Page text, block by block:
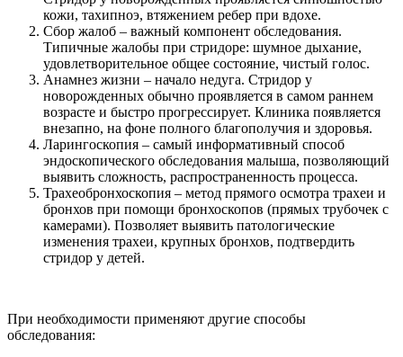
кожи, тахипноэ, втяжением ребер при вдохе.
Сбор жалоб – важный компонент обследования.
Типичные жалобы при стридоре: шумное дыхание,
удовлетворительное общее состояние, чистый голос.
Анамнез жизни – начало недуга. Стридор у
новорожденных обычно проявляется в самом раннем
возрасте и быстро прогрессирует. Клиника появляется
внезапно, на фоне полного благополучия и здоровья.
Ларингоскопия – самый информативный способ
эндоскопического обследования малыша, позволяющий
выявить сложность, распространенность процесса.
Трахеобронхоскопия – метод прямого осмотра трахеи и
бронхов при помощи бронхоскопов (прямых трубочек с
камерами). Позволяет выявить патологические
изменения трахеи, крупных бронхов, подтвердить
стридор у детей.
При необходимости применяют другие способы
обследования: